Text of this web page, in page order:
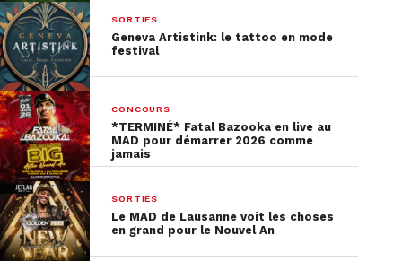
Un karaoké chez Sketchiz
SORTIES
Geneva Artistink: le tattoo en mode
festival
CONCOURS
*TERMINÉ* Fatal Bazooka en live au
MAD pour démarrer 2026 comme
jamais
SORTIES
Le MAD de Lausanne voit les choses
en grand pour le Nouvel An